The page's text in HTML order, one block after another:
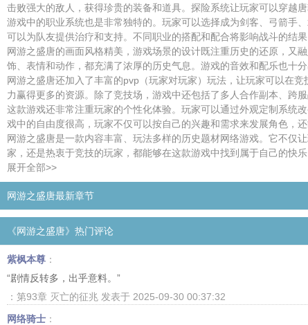
击败强大的敌人，获得珍贵的装备和道具。探险系统让玩家可以穿越
游戏中的职业系统也是非常独特的。玩家可以选择成为剑客、弓箭手
可以为队友提供治疗和支持。不同职业的搭配和配合将影响战斗的结
网游之盛唐的画面风格精美，游戏场景的设计既注重历史的还原，又
饰、表情和动作，都充满了浓厚的历史气息。游戏的音效和配乐也十
网游之盛唐还加入了丰富的pvp（玩家对玩家）玩法，让玩家可以在
力赢得更多的资源。除了竞技场，游戏中还包括了多人合作副本、跨
这款游戏还非常注重玩家的个性化体验。玩家可以通过外观定制系统
戏中的自由度很高，玩家不仅可以按自己的兴趣和需求来发展角色，
网游之盛唐是一款内容丰富、玩法多样的历史题材网络游戏。它不仅
家，还是热衷于竞技的玩家，都能够在这款游戏中找到属于自己的快
展开全部>>
网游之盛唐最新章节
《网游之盛唐》热门评论
紫枫本尊 ：
“剧情反转多，出乎意料。”
：第93章 灭亡的征兆 发表于 2025-09-30 00:37:32
网络骑士 ：